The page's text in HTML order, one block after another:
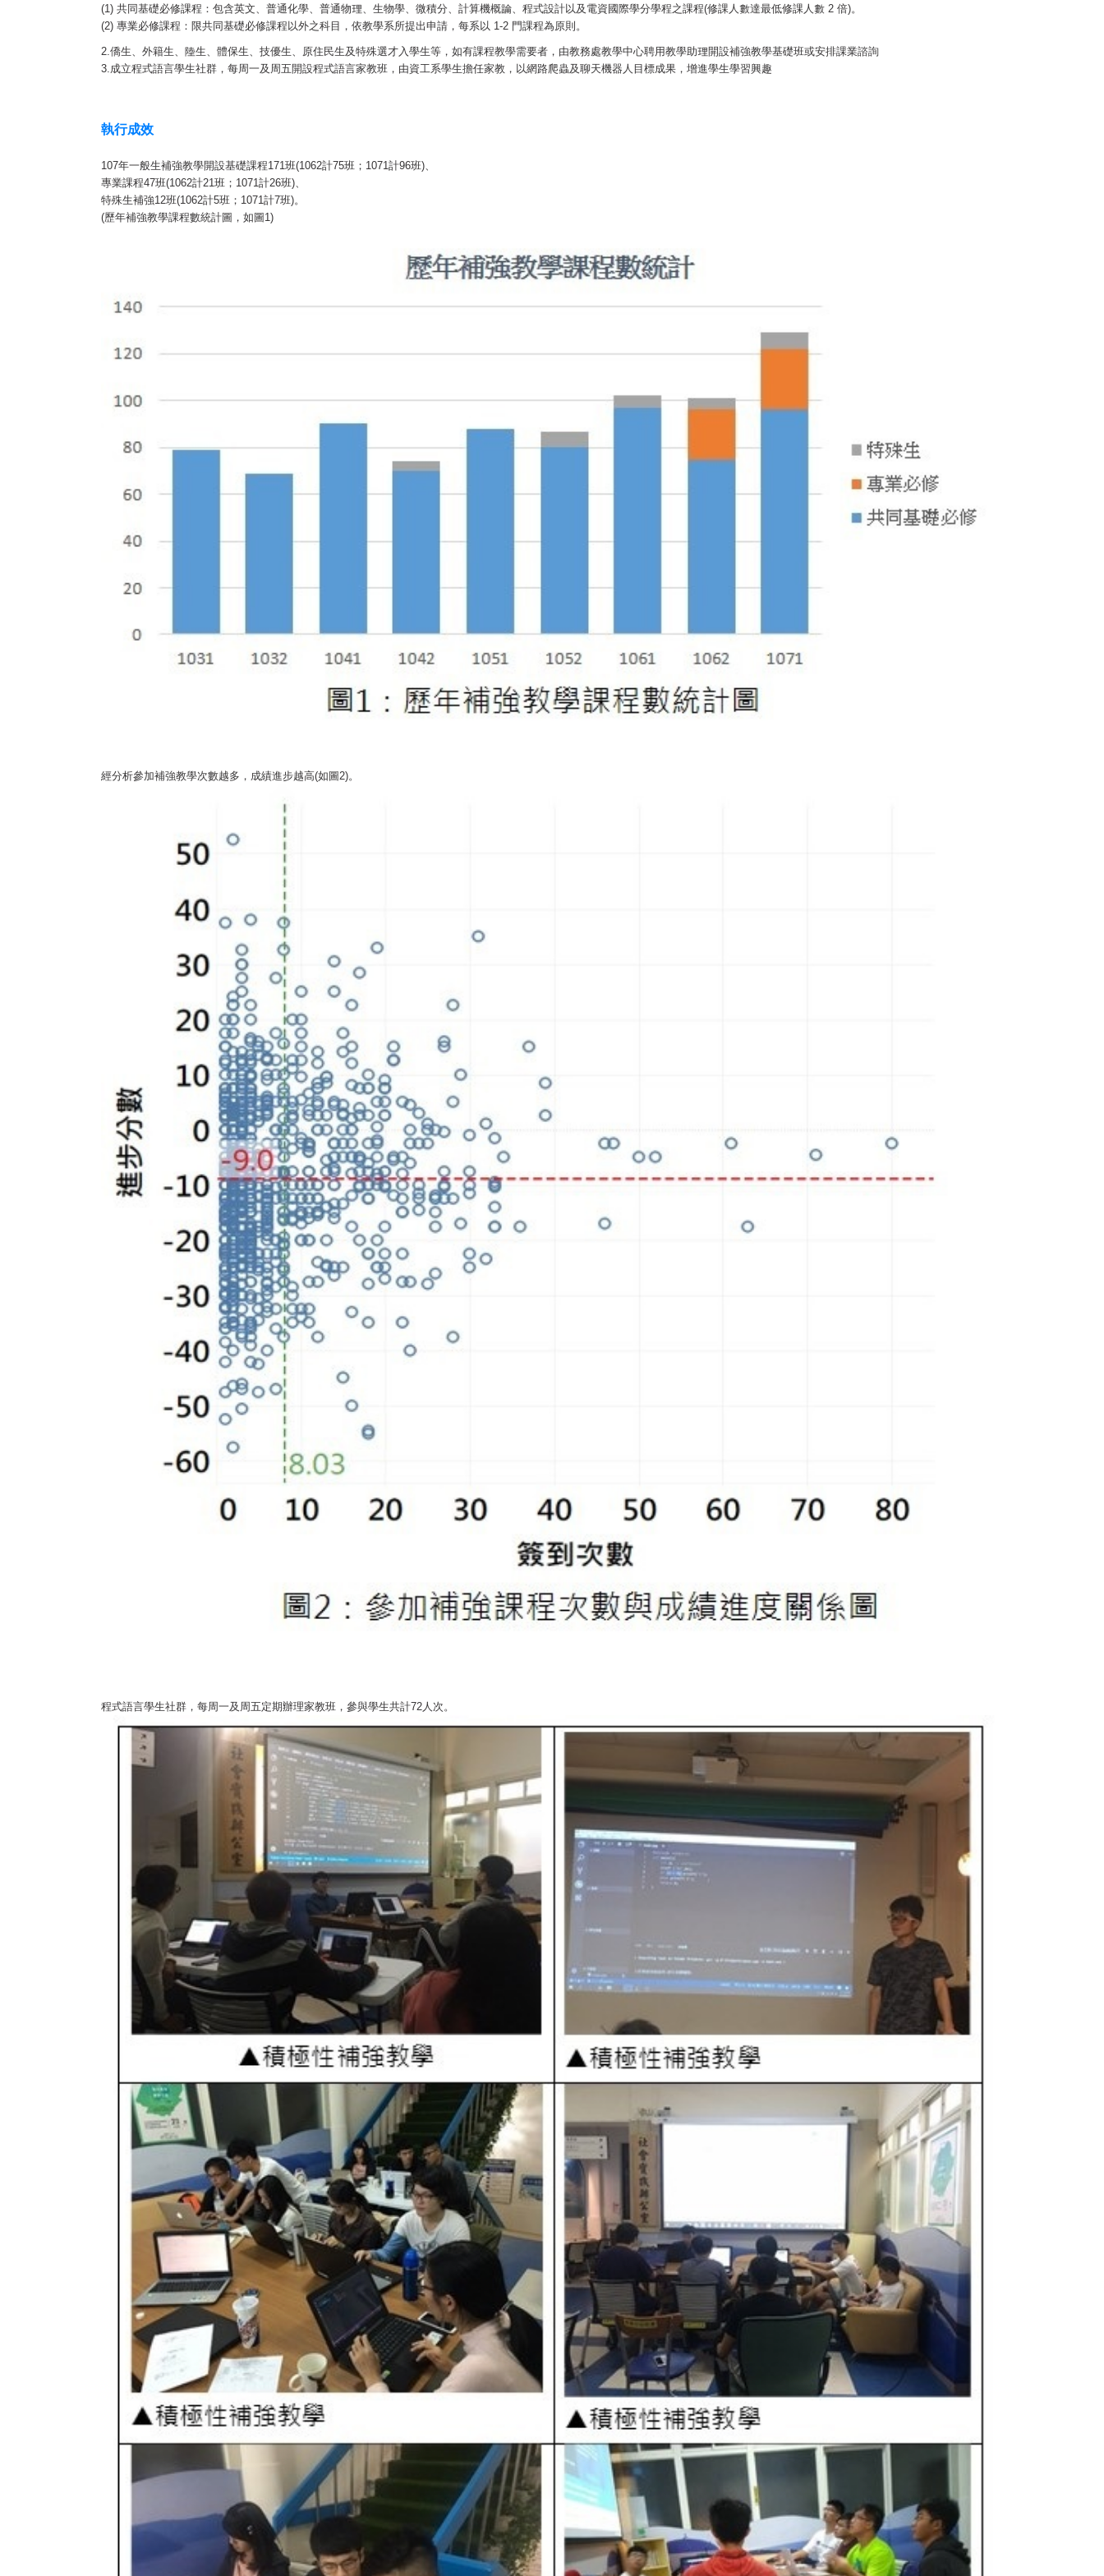
(1) 共同基礎必修課程：包含英文、普通化學、普通物理、生物學、微積分、計算機概論、程式設計以及電資國際學分學程之課程(修課人數達最低修課人數 2 倍)。
(2) 專業必修課程：限共同基礎必修課程以外之科目，依教學系所提出申請，每系以 1-2 門課程為原則。
2.僑生、外籍生、陸生、體保生、技優生、原住民生及特殊選才入學生等，如有課程教學需要者，由教務處教學中心聘用教學助理開設補強教學基礎班或安排課業諮詢
3.成立程式語言學生社群，每周一及周五開設程式語言家教班，由資工系學生擔任家教，以網路爬蟲及聊天機器人目標成果，增進學生學習興趣
執行成效
107年一般生補強教學開設基礎課程171班(1062計75班；1071計96班)、
專業課程47班(1062計21班；1071計26班)、
特殊生補強12班(1062計5班；1071計7班)。
(歷年補強教學課程數統計圖，如圖1)
經分析參加補強教學次數越多，成績進步越高(如圖2)。
程式語言學生社群，每周一及周五定期辦理家教班，參與學生共計72人次。